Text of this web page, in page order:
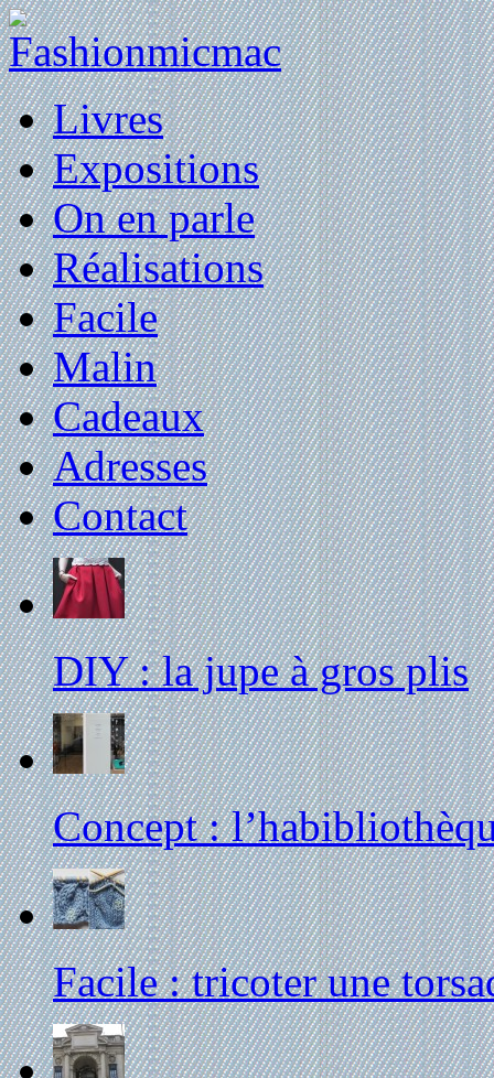
Livres
Expositions
On en parle
Réalisations
Facile
Malin
Cadeaux
Adresses
Contact
DIY : la jupe à gros plis
Concept :
Facile : tricoter une